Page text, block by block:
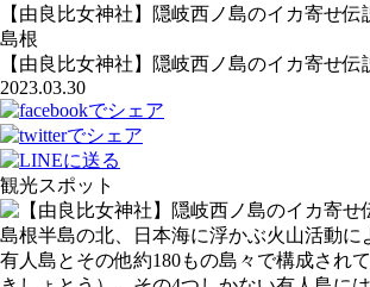
【由良比女神社】隠岐西ノ島のイカ寄せ伝
島根
【由良比女神社】隠岐西ノ島のイカ寄せ伝
2023.03.30
観光スポット
島根半島の北、日本海に浮かぶ火山活動に
有人島とその他約180もの島々で構成され